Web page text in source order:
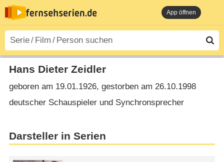
App öffnen
Hans Dieter Zeidler
geboren am 19.01.1926, gestorben am 26.10.1998
deutscher Schauspieler und Synchronsprecher
Darsteller in Serien